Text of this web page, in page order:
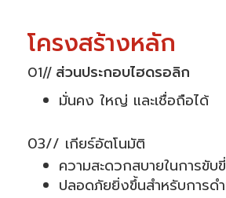
โครงสร้างหลัก
01// ส่วนประกอบไฮดรอลิก
มั่นคง ใหญ่ และเชื่อถือได้
03// เกียร์อัตโนมัติ
ความสะดวกสบายในการขับ
ปลอดภัยยิ่งขึ้นสำหรับการด